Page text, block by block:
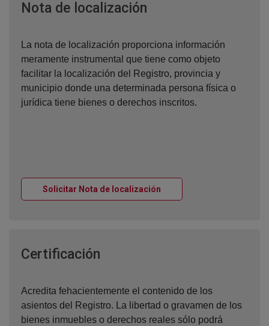
Nota de localización
La nota de localización proporciona información
meramente instrumental que tiene como objeto
facilitar la localización del Registro, provincia y
municipio donde una determinada persona física o
jurídica tiene bienes o derechos inscritos.
Solicitar Nota de localización
Certificación
Acredita fehacientemente el contenido de los
asientos del Registro. La libertad o gravamen de los
bienes inmuebles o derechos reales sólo podrá